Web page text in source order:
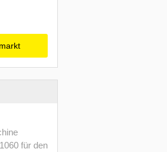
für den